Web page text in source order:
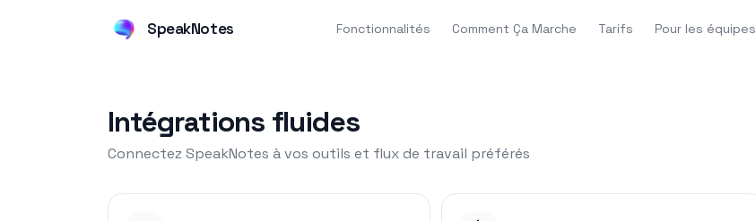
SpeakNotes Fonctionnalités Comment Ça Marche Tarifs Pour les équipes
Intégrations fluides
Connectez SpeakNotes à vos outils et flux de travail préférés